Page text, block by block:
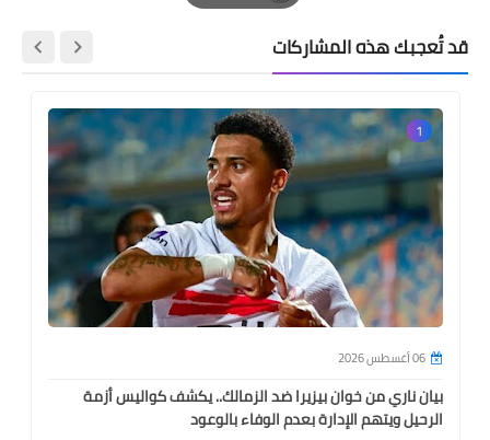
Print
قد تُعجبك هذه المشاركات
1
06 أغسطس 2026
بيان ناري من خوان بيزيرا ضد الزمالك.. يكشف كواليس أزمة
الرحيل ويتهم الإدارة بعدم الوفاء بالوعود